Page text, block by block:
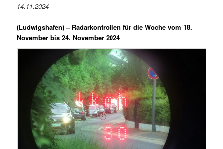
14.11.2024
(Ludwigshafen) – Radarkontrollen für die Woche vom 18.
November bis 24. November 2024